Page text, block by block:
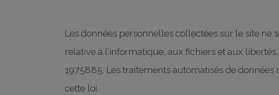
Les données personnelles collectées sur le site ne
relative à l’informatique, aux fichiers et aux
1975885. Les traitements automatisés de
cette loi.